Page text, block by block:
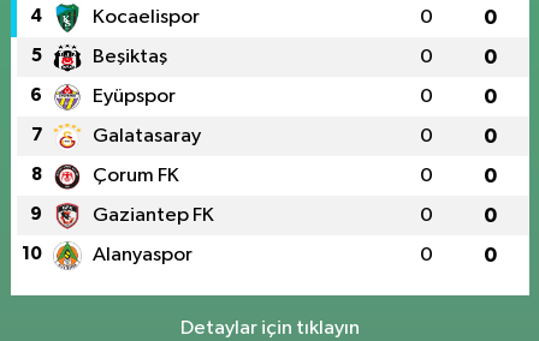
4 Kocaelispor 0 0
5 Beşiktaş 0 0
6 Eyüpspor 0 0
7 Galatasaray 0 0
8 Çorum FK 0 0
9 Gaziantep FK 0 0
10 Alanyaspor 0 0
Detaylar için tıklayın